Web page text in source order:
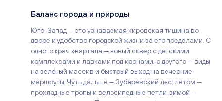
Баланс города и природы
Юго-Запад — это узнаваемая кировская тишина во
дворе и удобство городской жизни за его пределами. С
одного края квартала — новый сквер с детскими
комплексами и лавками под кронами, с другого — виды
на зелёный массив и быстрый выход на вечерние
маршруты. Чуть дальше — Зубаревский лес: летом —
прохладные тропы и велосипедные петли, зимой —